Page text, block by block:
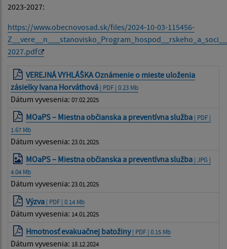
2023-2027:
https://www.obecnovosad.sk/files/2024-10-03-115456-
2027.pdf
VEREJNÁ VYHLÁŠKA Oznámenie o mieste uloženia
zásielky Ivana Horváthová | PDF | 0.23 Mb
Dátum vyvesenia: 07.02.2025
MOaPS – Miestna občianska a preventívna služba | PDF |
1.67 Mb
Dátum vyvesenia: 23.01.2025
MOaPS – Miestna občianska a preventívna služba | JPG |
4.04 Mb
Dátum vyvesenia: 23.01.2025
Výzva | PDF | 0.14 Mb
Dátum vyvesenia: 14.01.2025
Hmotnosť evakuačnej batožiny| PDF | 0.15 Mb
Dátum vyvesenia: 18.12.2024